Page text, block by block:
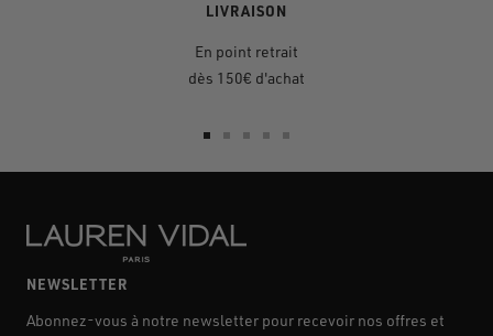
LIVRAISON
En point retrait
dès 150€ d'achat
au
1
au
2
auauau
NEWSLETTER
Abonnez-vous à notre newsletter pour recevoir nos offres et